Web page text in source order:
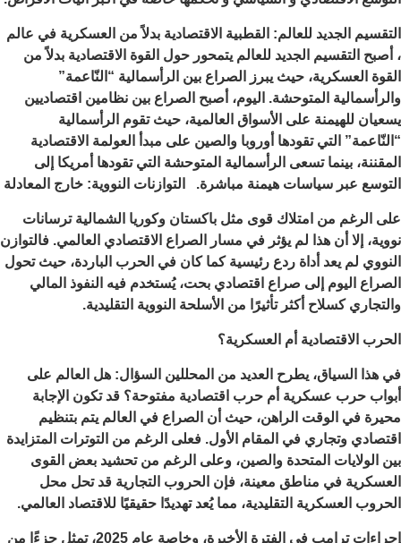
التقسيم الجديد للعالم: القطبية الاقتصادية بدلاً من العسكرية في عالم
، أصبح التقسيم الجديد للعالم يتمحور حول القوة الاقتصادية بدلاً من
القوة العسكرية، حيث يبرز الصراع بين الرأسمالية “النّاعمة”
والرأسمالية المتوحشة. اليوم، أصبح الصراع بين نظامين اقتصاديين
يسعيان للهيمنة على الأسواق العالمية، حيث تقوم الرأسمالية
“النّاعمة” التي تقودها أوروبا والصين على مبدأ العولمة الاقتصادية
المقننة، بينما تسعى الرأسمالية المتوحشة التي تقودها أمريكا إلى
التوسع عبر سياسات هيمنة مباشرة. التوازنات النووية: خارج المعادلة
على الرغم من امتلاك قوى مثل باكستان وكوريا الشمالية ترسانات
نووية، إلا أن هذا لم يؤثر في مسار الصراع الاقتصادي العالمي. فالتوازن
النووي لم يعد أداة ردع رئيسية كما كان في الحرب الباردة، حيث تحول
الصراع اليوم إلى صراع اقتصادي بحت، يُستخدم فيه النفوذ المالي
والتجاري كسلاح أكثر تأثيرًا من الأسلحة النووية التقليدية.
الحرب الاقتصادية أم العسكرية؟
في هذا السياق، يطرح العديد من المحللين السؤال: هل العالم على
أبواب حرب عسكرية أم حرب اقتصادية مفتوحة؟ قد تكون الإجابة
محيرة في الوقت الراهن، حيث أن الصراع في العالم يتم بتنظيم
اقتصادي وتجاري في المقام الأول. فعلى الرغم من التوترات المتزايدة
بين الولايات المتحدة والصين، وعلى الرغم من تحشيد بعض القوى
العسكرية في مناطق معينة، فإن الحروب التجارية قد تحل محل
الحروب العسكرية التقليدية، مما يُعد تهديدًا حقيقيًا للاقتصاد العالمي.
إجراءات ترامب في الفترة الأخيرة، وخاصة عام 2025، تمثل جزءًا من